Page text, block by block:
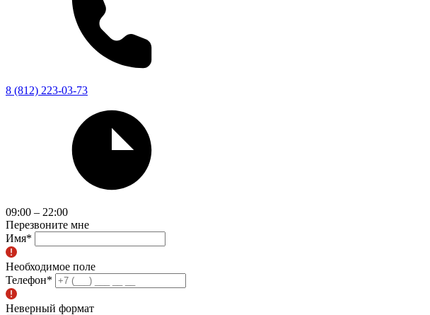
8 (812) 223-03-73
09:00 – 22:00
Перезвоните мне
Имя*
Необходимое поле
Телефон*
Неверный формат